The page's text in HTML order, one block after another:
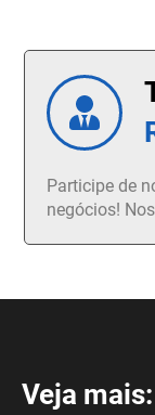
Participe de
negócios!
Veja mais: